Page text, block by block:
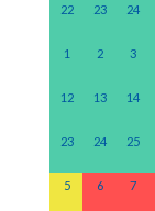
22 23 24
1 2 3
12 13 14
23 24 25
5 6 7